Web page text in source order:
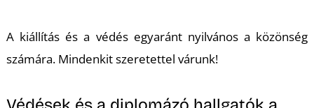
A kiállítás és a védés egyaránt nyilvános a közönség
számára. Mindenkit szeretettel várunk!